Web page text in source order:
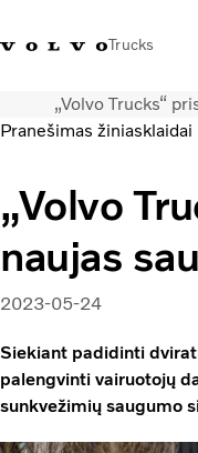
Trucks
+ 370 610 19991Volvo
Transporto sprendimai
Sunkvežimiai
Paslaugos
Volvo Truck Builder
Kontaktai
Apie mus
„Volvo Trucks“
Pranešimas žiniasklaidai
„Volvo
naujas
2023-05-24
Siekiant padidinti
palengvinti vairuotojų
sunkvežimių saugumo